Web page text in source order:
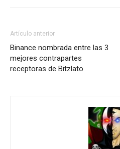
Artículo anterior
Binance nombrada entre las 3
mejores contrapartes
receptoras de Bitzlato